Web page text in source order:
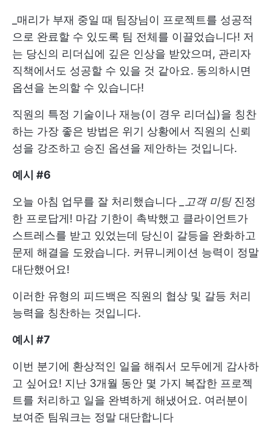
_매리가 부재 중일 때 팀장님이 프로젝트를 성공적
으로 완료할 수 있도록 팀 전체를 이끌었습니다! 저
는 당신의 리더십에 깊은 인상을 받았으며, 관리자
직책에서도 성공할 수 있을 것 같아요. 동의하시면
옵션을 논의할 수 있습니다!
직원의 특정 기술이나 재능(이 경우 리더십)을 칭찬
하는 가장 좋은 방법은 위기 상황에서 직원의 신뢰
성을 강조하고 승진 옵션을 제안하는 것입니다.
예시 #6
오늘 아침 업무를 잘 처리했습니다 _고객 미팅진정
한 프로답게! 마감 기한이 촉박했고 클라이언트가
스트레스를 받고 있었는데 당신이 갈등을 완화하고
문제 해결을 도왔습니다. 커뮤니케이션 능력이 정말
대단했어요!
이러한 유형의 피드백은 직원의 협상 및 갈등 처리
능력을 칭찬하는 것입니다.
예시 #7
이번 분기에 환상적인 일을 해줘서 모두에게 감사하
고 싶어요! 지난 3개월 동안 몇 가지 복잡한 프로젝
트를 처리하고 일을 완벽하게 해냈어요. 여러분이
보여준 팀워크는 정말 대단합니다